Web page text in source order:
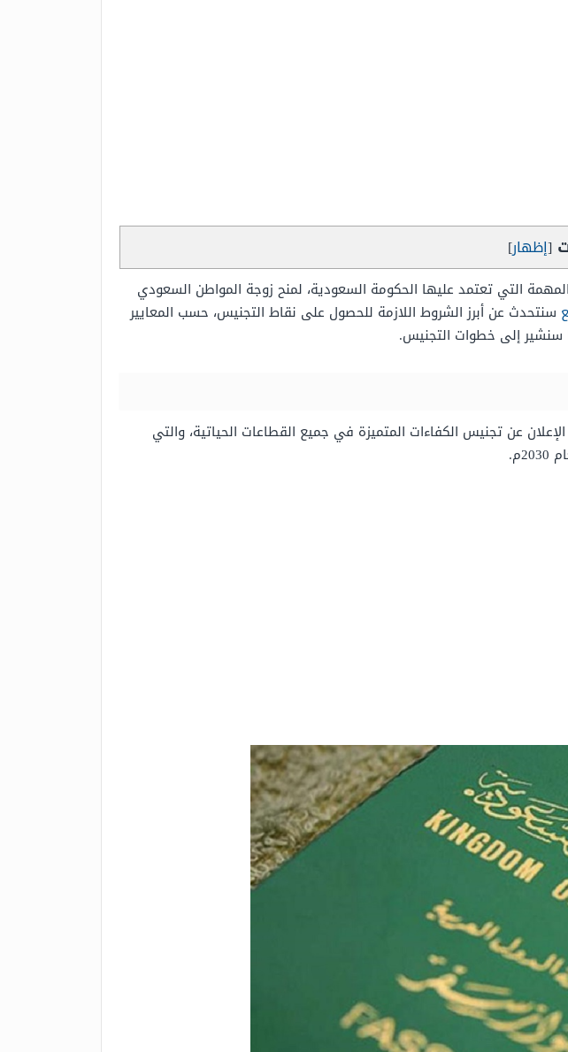
[إظهار]
التي تعتمد عليها الحكومة السعودية، لمنح زوجة المواطن السعودي
سنتحدث عن أبرز الشروط اللازمة للحصول على نقاط التجنيس، حسب المعايير
سنشير إلى خطوات التجنيس.
تم تداوله في عام 1954م، حيث تم في عام 2019 من خلاله، الإعلان عن تجنيس الكفاءات المتميزة في جميع القطاعات الحياتية، والتي